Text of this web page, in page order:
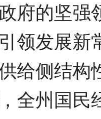
府的坚强
领发展新
给侧结构
全州国民